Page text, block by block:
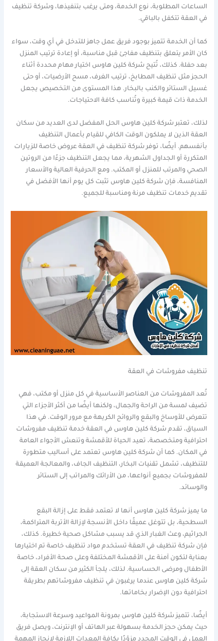
الساعات المطلوبة، نوع الخدمة، ومتى يرغب بتنفيذها، وشركة تنظيف
في العقة تتكفل بالباقي.
كما أن الخدمة تتميز بوجود فريق عمل جاهز للتدخل في أي وقت، سواء
كان الأمر يتعلق بتنظيف مفاجئ قبل مناسبة، أو إعادة ترتيب المنزل
بعد حفلة. كذلك، تُتيح شركة كلين هاوس اختيار مهام محددة أثناء
الحجز مثل تنظيف المطابخ، ترتيب الغرف، مسح الأرضيات، أو حتى
غسيل الستائر والكنب بالبخار. هذا المستوى من التخصيص يجعل
الخدمة ذات قيمة كبيرة وتُناسب كافة الاحتياجات.
لذلك، تعتبر شركة كلين هاوس الحل المفضل لدى العديد من سكان
العقة الذين لا يملكون الوقت الكافي للقيام بأعمال التنظيف
بأنفسهم. أيضًا، توفر شركة تنظيف في العقة عروض خاصة للزيارات
المتكررة أو الجداول الشهرية، مما يجعل التنظيف جزءًا من الروتين
الصحي والمرتب للمنزل أو المكتب. ومع الحرفية العالية والأسعار
المنافسة، فإن شركة كلين هاوس تثبت كل يوم أنها الأفضل في
تقديم خدمات تنظيف مرنة ومناسبة للجميع.
تنظيف مفروشات في العقة
تُعد المفروشات من العناصر الأساسية في كل منزل أو مكتب، فهي
تضيف لمسة من الراحة والجمال، ولكنها أيضًا من أكثر الأجزاء التي
تتعرض للأوساخ والبقع والروائح الكريهة مع مرور الوقت. في هذا
السياق، تقدم شركة كلين هاوس في العقة خدمة تنظيف مفروشات
احترافية ومتخصصة، تعيد الحياة للأقمشة وتنعش الأجواء العامة
في المكان. كما أن شركة كلين هاوس تعتمد على أساليب متطورة
للتنظيف، تشمل تقنيات البخار، التنظيف الجاف، والمعالجة العميقة
للمفروشات بجميع أنواعها، من الأرائك والمراتب إلى الستائر
والوسائد.
ما يميز شركة كلين هاوس أنها لا تعتمد فقط على إزالة البقع
السطحية، بل تتوغل عميقًا داخل الأنسجة لإزالة الأتربة المتراكمة،
الجراثيم، وعث الغبار الذي قد يسبب مشاكل صحية خطيرة. كذلك،
فإن شركة تنظيف في العقة تستخدم مواد تنظيف خاصة تم اختيارها
بعناية لتكون آمنة على الأقمشة المختلفة وعلى صحة الأفراد، خاصة
الأطفال ومرضى الحساسية. لذلك، يلجأ الكثير من سكان العقة إلى
شركة كلين هاوس عندما يرغبون في تنظيف مفروشاتهم بطريقة
احترافية دون الإضرار بخاماتها.
أيضًا، تتميز شركة كلين هاوس بمرونة المواعيد وسرعة الاستجابة،
حيث يمكن حجز الخدمة بسهولة عبر الهاتف أو الإنترنت، ويصل فريق
العمل في الوقت المحدد مزوّدًا بكافة المعدات اللازمة لإنجاز المهمة